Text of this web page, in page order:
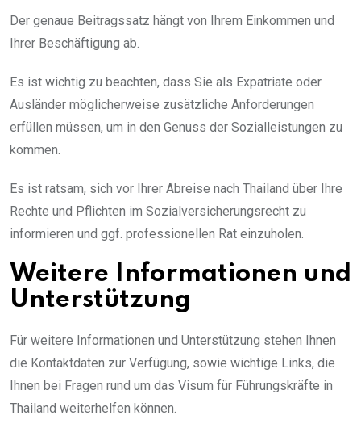
Der genaue Beitragssatz hängt von Ihrem Einkommen und
Ihrer Beschäftigung ab.
Es ist wichtig zu beachten, dass Sie als Expatriate oder
Ausländer möglicherweise zusätzliche Anforderungen
erfüllen müssen, um in den Genuss der Sozialleistungen zu
kommen.
Es ist ratsam, sich vor Ihrer Abreise nach Thailand über Ihre
Rechte und Pflichten im Sozialversicherungsrecht zu
informieren und ggf. professionellen Rat einzuholen.
Weitere Informationen und
Unterstützung
Für weitere Informationen und Unterstützung stehen Ihnen
die Kontaktdaten zur Verfügung, sowie wichtige Links, die
Ihnen bei Fragen rund um das Visum für Führungskräfte in
Thailand weiterhelfen können.